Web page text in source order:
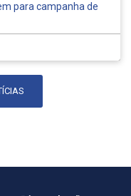
para campanha de